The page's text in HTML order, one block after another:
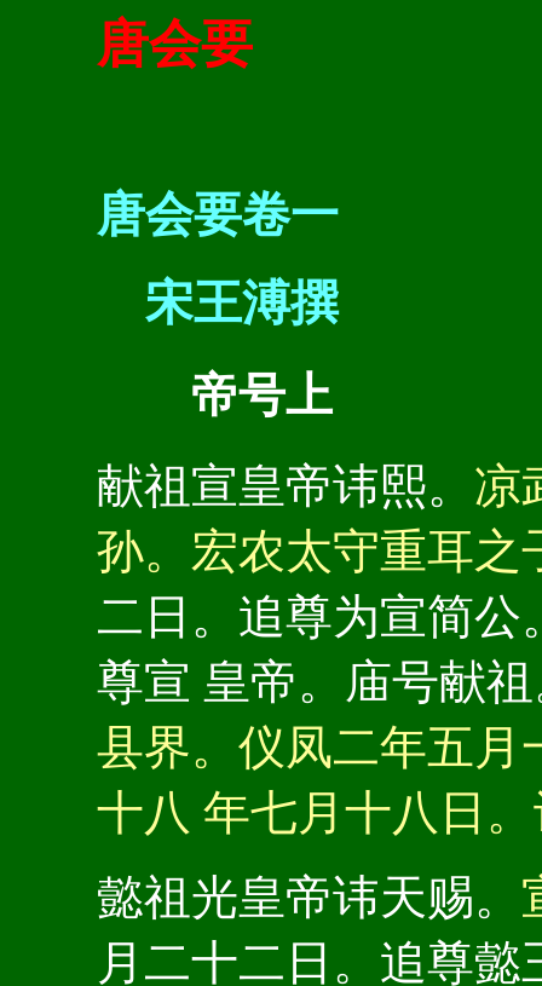
唐会要
唐会要卷一
宋王溥撰
帝号上
献祖宣皇帝讳熙。 凉
孙。宏农太守重耳之
二日。追尊为宣简公
尊宣 皇帝。庙号献
县界。仪凤二年五月
十八 年七月十八日
懿祖光皇帝讳天赐。
月二十二日。追尊